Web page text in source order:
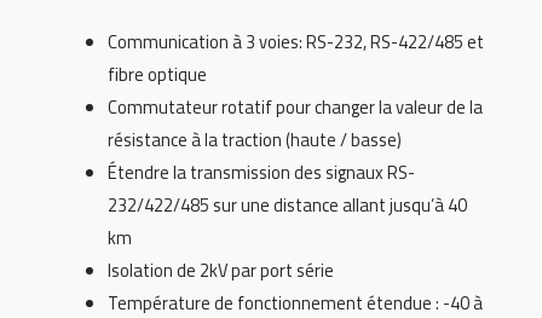
Communication à 3 voies: RS-232, RS-422/485 et
fibre optique
Commutateur rotatif pour changer la valeur de la
résistance à la traction (haute / basse)
Étendre la transmission des signaux RS-
232/422/485 sur une distance allant jusqu’à 40
km
Isolation de 2kV par port série
Température de fonctionnement étendue : -40 à